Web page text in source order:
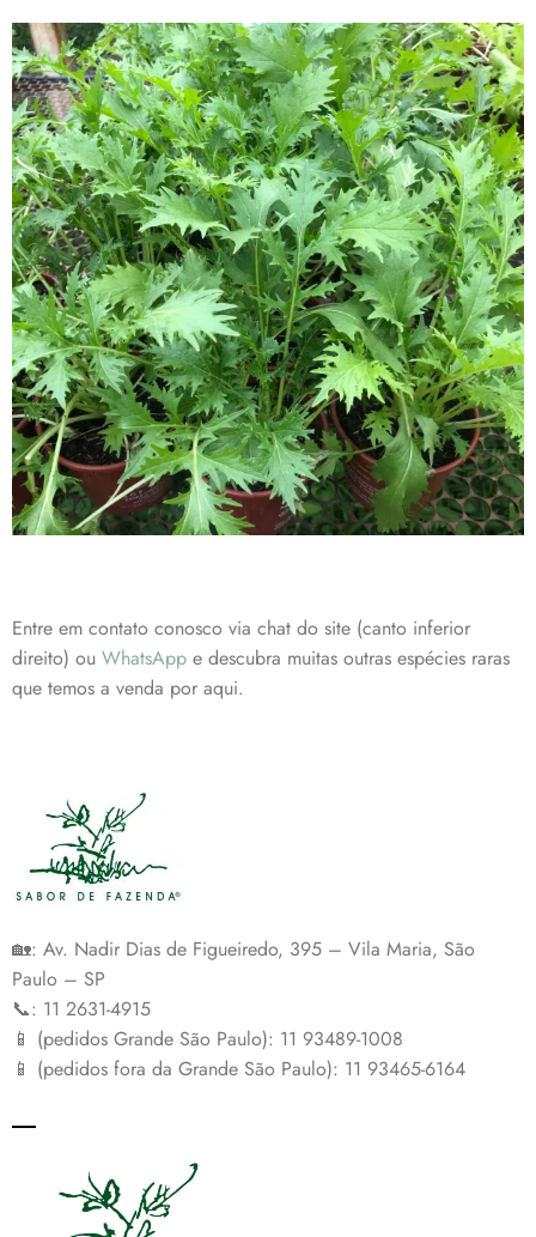
Entre em contato conosco via chat do site (canto inferior
direito) ou WhatsApp e descubra muitas outras espécies raras
que temos a venda por aqui.
🏡: Av. Nadir Dias de Figueiredo, 395 – Vila Maria, São
Paulo – SP
📞: 11 2631-4915
📱 (pedidos Grande São Paulo): 11 93489-1008
📱 (pedidos fora da Grande São Paulo): 11 93465-6164